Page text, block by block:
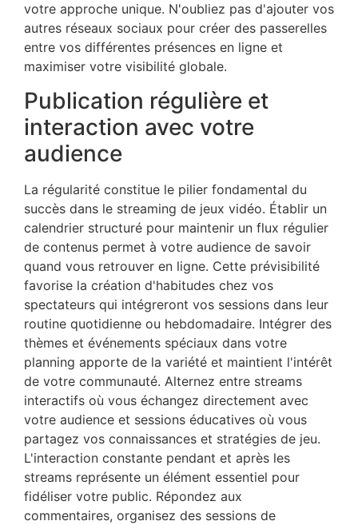
votre approche unique. N'oubliez pas d'ajouter vos
autres réseaux sociaux pour créer des passerelles
entre vos différentes présences en ligne et
maximiser votre visibilité globale.
Publication régulière et
interaction avec votre
audience
La régularité constitue le pilier fondamental du
succès dans le streaming de jeux vidéo. Établir un
calendrier structuré pour maintenir un flux régulier
de contenus permet à votre audience de savoir
quand vous retrouver en ligne. Cette prévisibilité
favorise la création d'habitudes chez vos
spectateurs qui intégreront vos sessions dans leur
routine quotidienne ou hebdomadaire. Intégrer des
thèmes et événements spéciaux dans votre
planning apporte de la variété et maintient l'intérêt
de votre communauté. Alternez entre streams
interactifs où vous échangez directement avec
votre audience et sessions éducatives où vous
partagez vos connaissances et stratégies de jeu.
L'interaction constante pendant et après les
streams représente un élément essentiel pour
fidéliser votre public. Répondez aux
commentaires, organisez des sessions de